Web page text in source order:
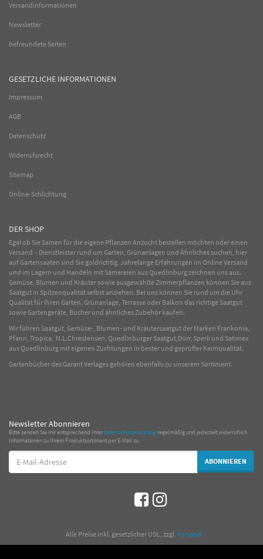
Versandinformationen
Newsletter
befreundete Seiten
GESETZLICHE INFORMATIONEN
Impressum
AGB
Datenschutz
Widerrufsrecht
Sitemap
Online-Schlichtung
DER SHOP
Egal ob Sie Samen für die eigene Pflanzen Anzucht bestellen möchten oder einen
Versand - Dienstleister rund um Garten, Grünanlagen und Ähnliches suchen, hier
auf Gartensaaten sind Sie goldrichtig. Jahrelange Erfahrungen im OnlineVersand
und im Lagern und Handeln mit Sämereien aus Quedlinburg zeichnen uns aus.
Gemüse, Blumen und Kräuter sowie ausgewählteZimmerpflanzen können Sie aus
Saatgut in Spitzenqualität selbst anziehen. Bei uns können Sie rund um die Uhr
Qualität für Ihren Garten, Grünanlage, Terrasse oder Balkon das richtige Saatgut
sowie Gartengeräte, Bücher und ähnliches Zubehör kaufen.
Wir führen Saatgut, Gemüse-, Blumen- und Kräutersaatgut der Marken Frankonia,
Pfann, Tropica, N.L.Chrestensen, Quedlinburger Saatgut,Dürr, Sperli und Satimex
aus Quedlinburg mit eigenen Züchtungen in bester und geprüfter Keimqualität.
Gartenbücher des Garant Verlages gehören ebenfalls zu unserem Sortiment.
Newsletter Abonnieren
Bitte senden Sie mir entsprechend IhrerDatenschutzerklärung regelmäßig und jederzeit widerruflich
Informationen zu Ihrem Produktsortiment per E-Mail zu.
E-
Mail-
Adresse
ABONNIEREN
Alle Preise inkl. gesetzlicher USt., zzgl. Versand